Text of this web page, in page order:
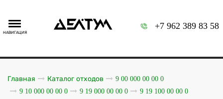
НАВИГАЦИЯ
+7 962 389 83 58
Главная Каталог отходов
9 00 000 00 00 0
9 10 000 00 00 0
9 19 000 00 00 0
9 19 100 00 00 0